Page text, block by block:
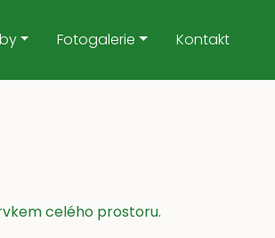
Fotogalerie Kontakt
celého prostoru.